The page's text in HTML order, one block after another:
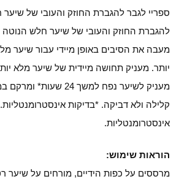
ספריי לגבר להגברת החוזק והעובי של
להגברת החוזק והעובי של שיער חלש הנוטה
מעבה את הסיבים באופן מיידי עבור שיער
יותר. מעניק תחושה מיידית של שיער מלא
מעניק לשיער נפח למשך
קלילה ולא דביקה. *בדיקות
אינסטרומנטליות.
הוראות שימוש:
מרססים על כפות הידיים, מורחים על שיער